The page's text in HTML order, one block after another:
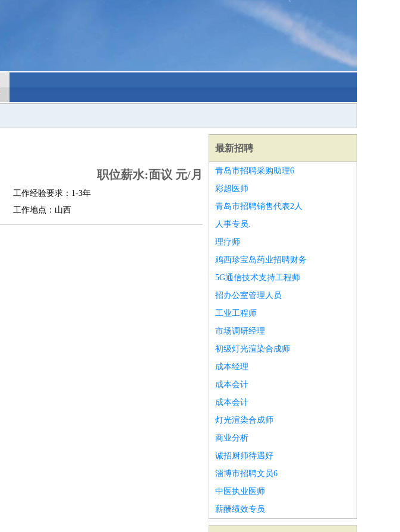
职位薪水:面议 元/月
工作经验要求：1-3年
工作地点：山西
最新招聘
青岛市招聘采购助理6
彩超医师
青岛市招聘销售代表2人
人事专员.
理疗师
鸡西珍宝岛药业招聘财务
5G通信技术支持工程师
招办公室管理人员
工业工程师
市场调研经理
初级灯光渲染合成师
成本经理
成本会计
成本会计
灯光渲染合成师
商业分析
诚招厨师待遇好
淄博市招聘文员6
中医执业医师
薪酬绩效专员